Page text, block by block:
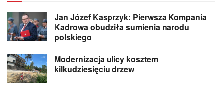
Jan Józef Kasprzyk: Pierwsza Kompania
Kadrowa obudziła sumienia narodu
polskiego
Modernizacja ulicy kosztem
kilkudziesięciu drzew